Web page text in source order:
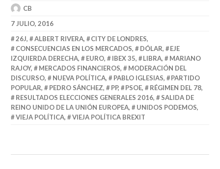
CB
7 JULIO, 2016
26J, ALBERT RIVERA, CITY DE LONDRES,
CONSECUENCIAS EN LOS MERCADOS, DÓLAR,
EJE
IZQUIERDA DERECHA, EURO, IBEX 35, LIBRA,
MARIANO
RAJOY, MERCADOS FINANCIEROS,
MODERACIÓN DEL
DISCURSO, NUEVA POLÍTICA, PABLO IGLESIAS,
PARTIDO
POPULAR, PEDRO SÁNCHEZ, PP, PSOE, RÉGIMEN DEL 78,
RESULTADOS ELECCIONES GENERALES 2016,
SALIDA DE
REINO UNIDO DE LA UNIÓN EUROPEA, UNIDOS PODEMOS,
VIEJA POLÍTICA, VIEJA POLÍTICA BREXIT